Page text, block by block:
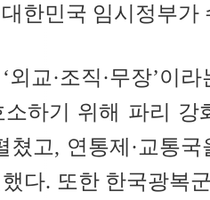
한민국 임시정부가
외교·조직·무장’이
하기 위해 파리
고, 연통제·교통국
다. 또한 한국광복